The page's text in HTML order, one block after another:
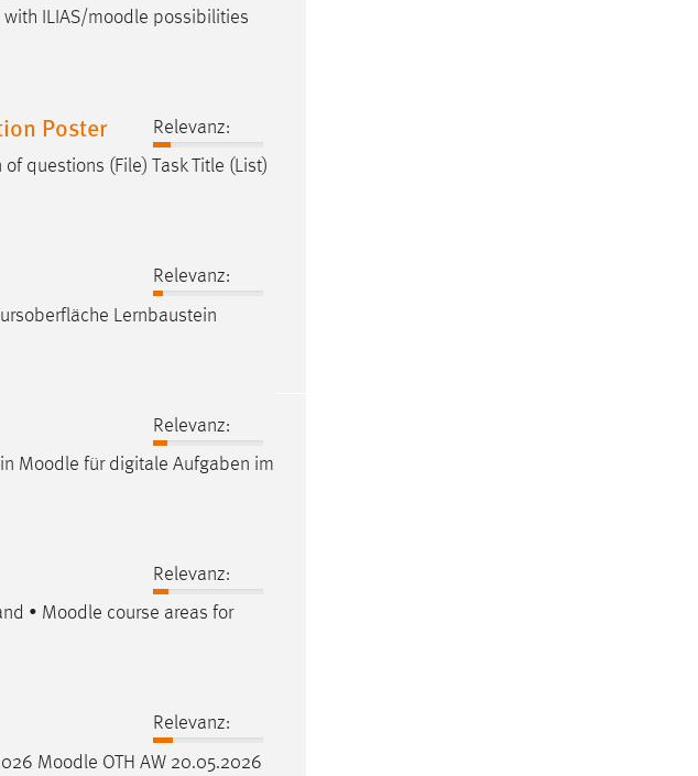
ILIAS/moodle possibilities
Poster
Relevanz:
of questions (File) Task Title (List)
Relevanz:
Lernbaustein
Relevanz:
Moodle für digitale Aufgaben im
Relevanz:
• Moodle course areas for
Relevanz:
Moodle OTH AW 20.05.2026